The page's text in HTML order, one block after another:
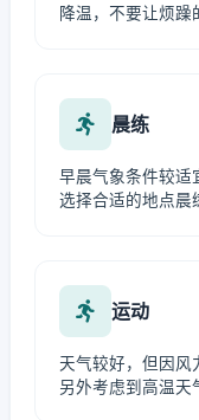
降温，不要让烦躁
晨练
早晨气象条件较适
选择合适的地点晨
运动
天气较好，但因风
另外考虑到高温天